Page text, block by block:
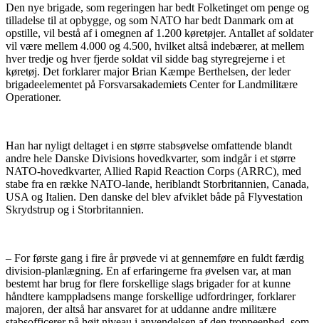
Den nye brigade, som regeringen har bedt Folketinget om penge og
tilladelse til at opbygge, og som NATO har bedt Danmark om at
opstille, vil bestå af i omegnen af 1.200 køretøjer. Antallet af soldater
vil være mellem 4.000 og 4.500, hvilket altså indebærer, at mellem
hver tredje og hver fjerde soldat vil sidde bag styregrejerne i et
køretøj. Det forklarer major Brian Kæmpe Berthelsen, der leder
brigadeelementet på Forsvarsakademiets Center for Landmilitære
Operationer.
Han har nyligt deltaget i en større stabsøvelse omfattende blandt
andre hele Danske Divisions hovedkvarter, som indgår i et større
NATO-hovedkvarter, Allied Rapid Reaction Corps (ARRC), med
stabe fra en række NATO-lande, heriblandt Storbritannien, Canada,
USA og Italien. Den danske del blev afviklet både på Flyvestation
Skrydstrup og i Storbritannien.
– For første gang i fire år prøvede vi at gennemføre en fuldt færdig
division-planlægning. En af erfaringerne fra øvelsen var, at man
bestemt har brug for flere forskellige slags brigader for at kunne
håndtere kamppladsens mange forskellige udfordringer, forklarer
majoren, der altså har ansvaret for at uddanne andre militære